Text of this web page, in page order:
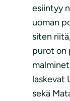
esiintyy
uoman
siten
purot on
laskevat
sekä